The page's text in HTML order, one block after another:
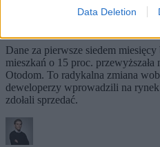
Data Deletion
Spora zmiana na rynku
Dane za pierwsze siedem
mieszkań o 15 proc.
Otodom. To radykalna zmiana
deweloperzy wprowadzili na
zdołali sprzedać.